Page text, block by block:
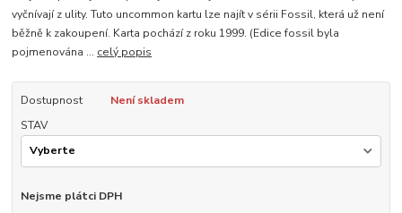
vyčnívají z ulity. Tuto uncommon kartu lze najít v sérii Fossil, která už není
běžně k zakoupení. Karta pochází z roku 1999. (Edice fossil byla
pojmenována ... celý popis
Dostupnost
Není skladem
STAV
Nejsme plátci DPH